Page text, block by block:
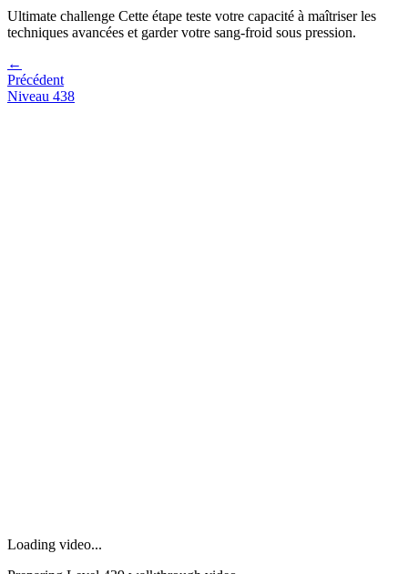
Ultimate challenge Cette étape teste votre capacité à maîtriser les
techniques avancées et garder votre sang-froid sous pression.
←
Précédent
Niveau 438
Loading video...